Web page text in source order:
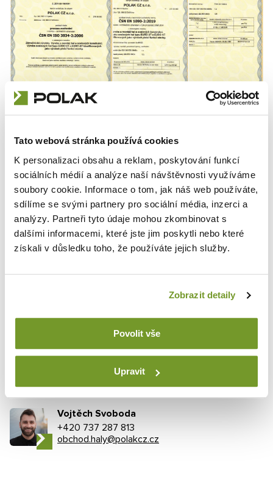
Tato webová stránka používá cookies
K personalizaci obsahu a reklam, poskytování funkcí
sociálních médií a analýze naší návštěvnosti využíváme
soubory cookie. Informace o tom, jak náš web používáte,
sdílíme se svými partnery pro sociální média, inzerci a
analýzy. Partneři tyto údaje mohou zkombinovat s
dalšími informacemi, které jste jim poskytli nebo které
získali v důsledku toho, že používáte jejich služby.
Zobrazit detaily
Povolit vše
Upravit
Požiadajte o nezáväznú ponuku haly
alebo stanu
Máte záujem o nezáväznú cenovú ponuku
pre montovanú halu? Vyplňte jednoduchý
formulár pre nezáväznú ponuku a my se vám
ozveme.
POTREBUJETE PORADIŤ?
Vojtěch Svoboda
+420 737 287 813
obchod.haly@polakcz.cz